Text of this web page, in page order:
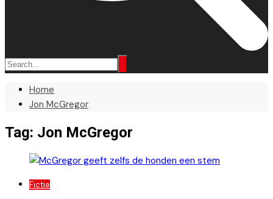
Home
Jon McGregor
Tag: Jon McGregor
Fictie